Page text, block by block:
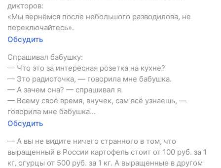
дикторов:
«Мы вернёмся после небольшого разводилова, не
переключайтесь».
Обсудить
Спрашивал бабушку:
— Что это за интересная розетка на кухне?
— Это радиоточка, — говорила мне бабушка.
— А зачем она? — спрашивал я.
— Всему своё время, внучек, сам всё узнаешь, —
говорила мне бабушка...
Обсудить
— А вы не видите ничего странного в том, что
выращенный в России картофель стоит от 100 руб. за 1
кг, огурцы от 500 руб. за 1 кг. А выращенные в другом